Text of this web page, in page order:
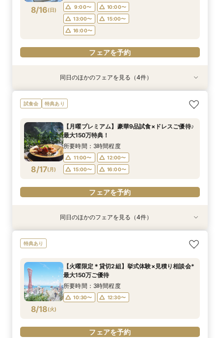
フェアを予約
フェアを予約
フェアを予約
フェアを予約
16:00〜
フェアを予約
8/16(日) 9:00〜
10:00〜
13:00〜
15:00〜
16:00〜
フェアを予約
特典あり
8/16(日)
【少人数×贅沢婚】20名〜叶う上質なおもてなし
＊絶景オーシャンビュー＆4万円牛フィレ試食
9:00〜
13:00〜
15:00〜
16:00〜
特典あり
8/16(日)
【2件目以降の見学歓迎】他館の見積持参で挙式
料プレゼント×本音の見積比較フェア
9:00〜
13:00〜
15:00〜
16:00〜
特典あり
8/16(日)
＼お料理重視の方へ／ミシュランキー獲得★美食
堪能×絶景オーシャンビューでの感動演出体験♪
9:00〜
13:00〜
15:00〜
16:00〜
特典あり
8/16(日)
＼安心◎初見学ならこちら！／贅沢試食＊5万円
相当GIFT&最大150万円特典
9:00〜
13:00〜
15:00〜
16:00〜
同日のほかのフェアを見る（4件）
試食会 特典あり
8/17(月)
【月曜プレミアム】豪華9品試食×ドレスご優待♪
最大150万特典！
所要時間：3時間程度
11:00〜
12:00〜
15:00〜
16:00〜
フェアを予約
8/17( 月)
【お仕事終わり＊最短120分】挙式体験×見積り
17:00〜
特典あり
8/17( 月)
【平日限定】最大150万円特典＊神戸の美景と美
11:00〜
12:00〜
15:00〜
特典あり
8/17( 月)
＼初見学で5万円分ギフト／美景＆試食付ファー
11:00〜
12:00〜
15:00〜
16:00〜
特典あり
8/17( 月)
少人数プラン相談会＊20名様～美食＆人気ドレ
11:00〜
12:00〜
15:00〜
16:00〜
同日のほかのフェアを見る（4件）
特典あり
8/18(火)
【火曜限定＊貸切2組】挙式体験×見積り相談会*
最大150万ご優待
所要時間：3時間程度
10:30〜 12:30〜
フェアを予約